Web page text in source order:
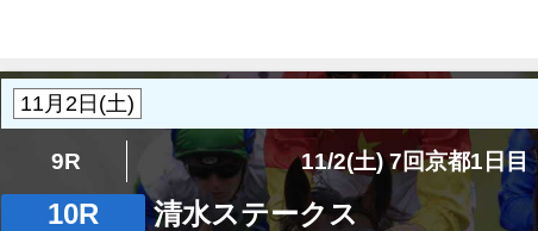
9R 11/2(土) 7回京都1日目
10R 清水ステークス